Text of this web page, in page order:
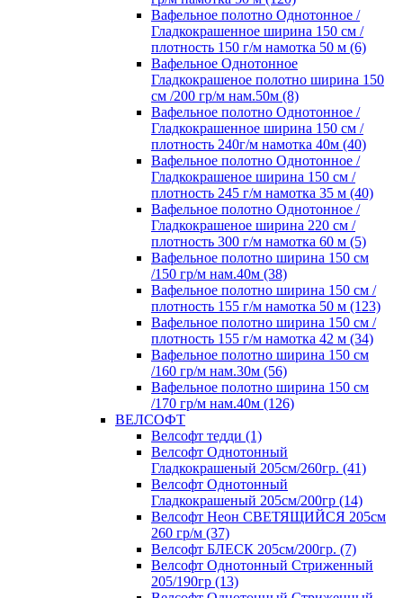
Вафельное полотно Однотонное /
Гладкокрашенное ширина 150 см /
плотность 150 г/м намотка 50 м (6)
Вафельное Однотонное
Гладкокрашеное полотно ширина 150
см /200 гр/м нам.50м (8)
Вафельное полотно Однотонное /
Гладкокрашенное ширина 150 см /
плотность 240г/м намотка 40м (40)
Вафельное полотно Однотонное /
Гладкокрашеное ширина 150 см /
плотность 245 г/м намотка 35 м (40)
Вафельное полотно Однотонное /
Гладкокрашеное ширина 220 см /
плотность 300 г/м намотка 60 м (5)
Вафельное полотно ширина 150 см
/150 гр/м нам.40м (38)
Вафельное полотно ширина 150 см /
плотность 155 г/м намотка 50 м (123)
Вафельное полотно ширина 150 см /
плотность 155 г/м намотка 42 м (34)
Вафельное полотно ширина 150 см
/160 гр/м нам.30м (56)
Вафельное полотно ширина 150 см
/170 гр/м нам.40м (126)
ВЕЛСОФТ
Велсофт тедди (1)
Велсофт Однотонный
Гладкокрашеный 205см/260гр. (41)
Велсофт Однотонный
Гладкокрашеный 205см/200гр (14)
Велсофт Неон СВЕТЯЩИЙСЯ 205см
260 гр/м (37)
Велсофт БЛЕСК 205см/200гр. (7)
Велсофт Однотонный Стриженный
205/190гр (13)